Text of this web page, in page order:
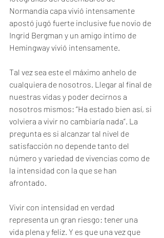
Normandía capa vivió intensamente
apostó jugó fuerte inclusive fue novio de
Ingrid Bergman y un amigo íntimo de
Hemingway vivió intensamente.
Tal vez sea este el máximo anhelo de
cualquiera de nosotros. Llegar al final de
nuestras vidas y poder decirnos a
nosotros mismos: “Ha estado bien así, si
volviera a vivir no cambiaría nada”. La
pregunta es si alcanzar tal nivel de
satisfacción no depende tanto del
número y variedad de vivencias como de
la intensidad con la que se han
afrontado.
Vivir con intensidad en verdad
representa un gran riesgo: tener una
vida plena y feliz. Y es que una vez que